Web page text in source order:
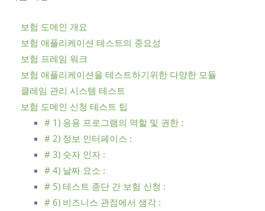
보험 도메인 개요
보험 애플리케이션 테스트의 중요성
보험 프레임 워크
보험 애플리케이션을 테스트하기위한 다양한 모듈
클레임 관리 시스템 테스트
보험 도메인 신청 테스트 팁
# 1) 응용 프로그램의 역할 및 권한 :
# 2) 정보 인터페이스 :
# 3) 숫자 인자 :
# 4) 날짜 요소 :
# 5) 테스트 종단 간 보험 신청 :
# 6) 비즈니스 관점에서 생각 :